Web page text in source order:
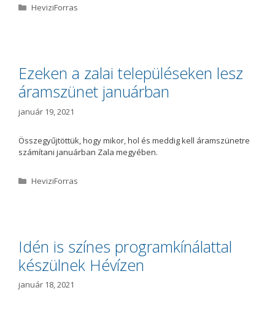
K
r
i
a
HeviziForras
Ezeken a zalai településeken lesz
áramszünet januárban
január 19, 2021
Összegyűjtöttük, hogy mikor, hol és meddig kell áramszünetre
számítani januárban Zala megyében.
K
r
i
a
HeviziForras
Idén is színes programkínálattal
készülnek Hévízen
január 18, 2021